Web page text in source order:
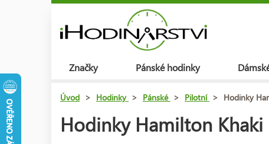
Značky Pánské hodinky
Úvod > Hodinky > Pánské > Pilotní > Hodinky
Hodinky Hamilton